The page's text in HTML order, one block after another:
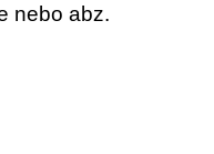
nebo abz.